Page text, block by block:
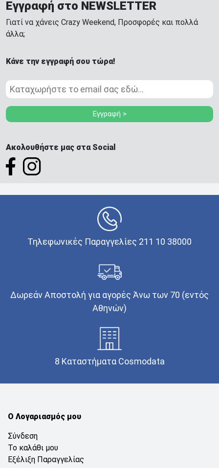
Εγγραφή στο NEWSLETTER
Γιατί να χάνεις Crazy Weekend, Προσφορές και πολλά
άλλα;
Κάνε την εγγραφή σου τώρα!
Εγγραφή >
Ακολουθήστε μας στα Social
Τηλεφωνικές Παραγγελίες 211 10 38000
Δωρεάν Αποστολή για αγορές Άνω των 70 (εντός
Αθηνών)
8 Καταστήματα Cosmodata
Ο Λογαριασμός μου
Σύνδεση
Το καλάθι μου
Εξέλιξη Παραγγελίας